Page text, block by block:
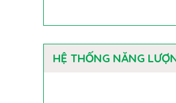
HỆ THỐNG NĂNG